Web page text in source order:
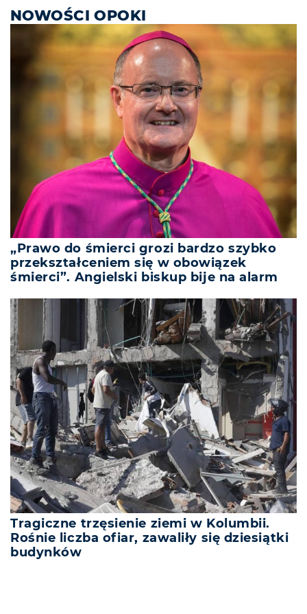
NOWOŚCI OPOKI
„Prawo do śmierci grozi bardzo szybko
przekształceniem się w obowiązek
śmierci”. Angielski biskup bije na alarm
Tragiczne trzęsienie ziemi w Kolumbii.
Rośnie liczba ofiar, zawaliły się dziesiątki
budynków